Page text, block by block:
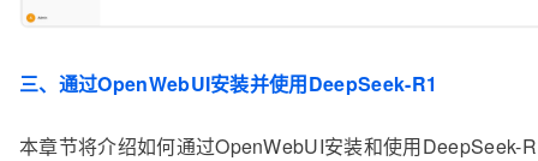
三、通过OpenWebUI安装并使用DeepSeek-R1
本章节将介绍如何通过OpenWebUI安装和使用DeepSeek-